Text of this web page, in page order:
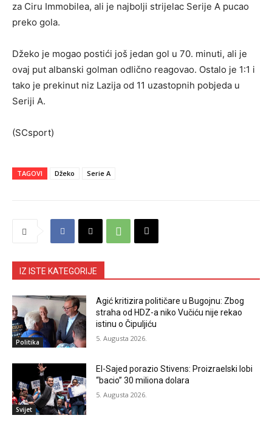
za Ciru Immobilea, ali je najbolji strijelac Serije A pucao
preko gola.
Džeko je mogao postići još jedan gol u 70. minuti, ali je
ovaj put albanski golman odlično reagovao. Ostalo je 1:1 i
tako je prekinut niz Lazija od 11 uzastopnih pobjeda u
Seriji A.
(SCsport)
TAGOVI Džeko Serie A
IZ ISTE KATEGORIJE
Politika
Agić kritizira političare u Bugojnu: Zbog
straha od HDZ-a niko Vučiću nije rekao
istinu o Čipuljiću
5. Augusta 2026.
Svijet
El-Sajed porazio Stivens: Proizraelski lobi
“bacio” 30 miliona dolara
5. Augusta 2026.